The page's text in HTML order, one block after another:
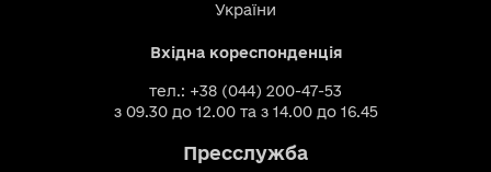
України
Вхідна кореспонденція
тел.: +38 (044) 200-47-53
з 09.30 до 12.00 та з 14.00 до 16.45
Пресслужба